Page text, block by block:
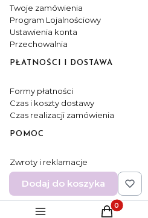
Twoje zamówienia
Program Lojalnościowy
Ustawienia konta
Przechowalnia
PŁATNOŚCI I DOSTAWA
Formy płatności
Czas i koszty dostawy
Czas realizacji zamówienia
POMOC
Zwroty i reklamacje
Kontakt
Regulamin
Dodaj do koszyka
Produkty